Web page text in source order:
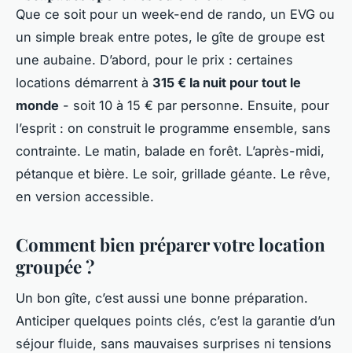
Que ce soit pour un week-end de rando, un EVG ou
un simple break entre potes, le gîte de groupe est
une aubaine. D’abord, pour le prix : certaines
locations démarrent à 315 € la nuit pour tout le
monde - soit 10 à 15 € par personne. Ensuite, pour
l’esprit : on construit le programme ensemble, sans
contrainte. Le matin, balade en forêt. L’après-midi,
pétanque et bière. Le soir, grillade géante. Le rêve,
en version accessible.
Comment bien préparer votre location
groupée ?
Un bon gîte, c’est aussi une bonne préparation.
Anticiper quelques points clés, c’est la garantie d’un
séjour fluide, sans mauvaises surprises ni tensions